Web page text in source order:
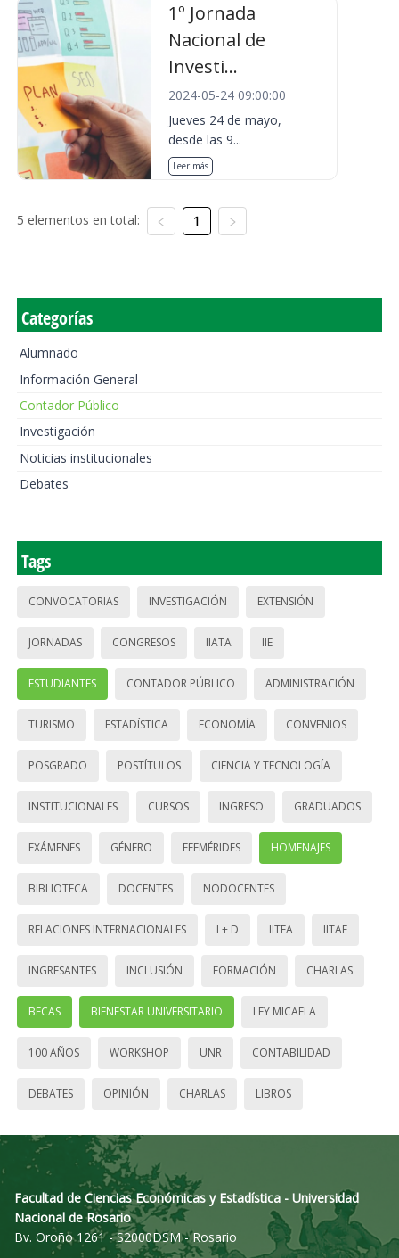
1º Jornada
Nacional de
Investi...
2024-05-24 09:00:00
Jueves 24 de mayo,
desde las 9...
Leer más
5 elementos en total: 1
Categorías
Alumnado
Información General
Contador Público
Investigación
Noticias institucionales
Debates
Tags
CONVOCATORIAS INVESTIGACIÓN EXTENSIÓN
JORNADAS CONGRESOS IIATA IIE
ESTUDIANTES CONTADOR PÚBLICO ADMINISTRACIÓN
TURISMO ESTADÍSTICA ECONOMÍA CONVENIOS
POSGRADO POSTÍTULOS CIENCIA Y TECNOLOGÍA
INSTITUCIONALES CURSOS INGRESO GRADUADOS
EXÁMENES GÉNERO EFEMÉRIDES HOMENAJES
BIBLIOTECA DOCENTES NODOCENTES
RELACIONES INTERNACIONALES I + D IITEA IITAE
INGRESANTES INCLUSIÓN FORMACIÓN CHARLAS
BECAS BIENESTAR UNIVERSITARIO LEY MICAELA
100 AÑOS WORKSHOP UNR CONTABILIDAD
DEBATES OPINIÓN CHARLAS LIBROS
Facultad de Ciencias Económicas y Estadística - Universidad
Nacional de Rosario
Bv. Oroño 1261 - S2000DSM - Rosario